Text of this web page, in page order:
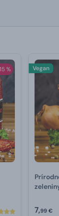
% Vegan
7,99 €